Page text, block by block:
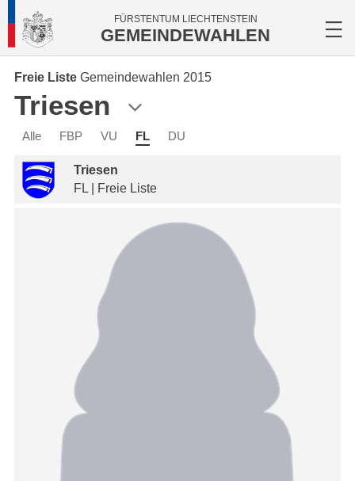
FÜRSTENTUM LIECHTENSTEIN
GEMEINDEWAHLEN
Freie Liste Gemeindewahlen 2015
Triesen
Alle FBP VU FL DU
Triesen
FL | Freie Liste